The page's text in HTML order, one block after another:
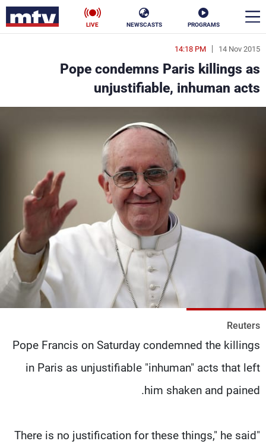
PROGRAMS
NEWSCASTS
LIVE
14 Nov 2015
14:18 PM
Pope condemns Paris killings as
unjustifiable, inhuman acts
Reuters
Pope Francis on Saturday condemned the killings
in Paris as unjustifiable "inhuman" acts that left
him shaken and pained.
"There is no justification for these things," he said
en
الأخبار
سياسة ناس
فن
رياضة
البرامج
جدول البرامج
شاهد البرامج
الإنـتـاج
تواصل معنا
سياسة الخصوصية